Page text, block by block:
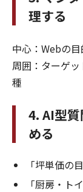
理する
中心：Webの目
周囲：ターゲ
種
4. AI型
める
「坪単価の
「厨房・ト